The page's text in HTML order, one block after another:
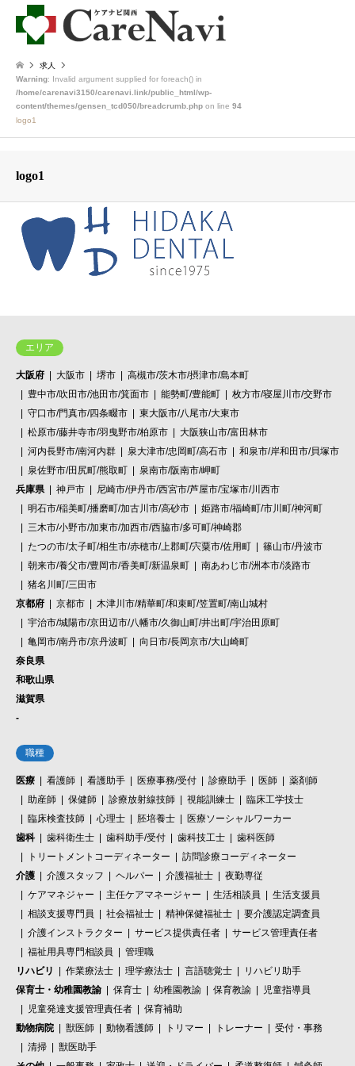
求人
Warning: Invalid argument supplied for foreach() in
/home/carenavi3150/carenavi.link/public_html/wp-
content/themes/gensen_tcd050/breadcrumb.php on line 94
logo1
logo1
エリア
大阪府 大阪市 堺市
高槻市/茨木市/摂津市/島本町
豊中市/吹田市/池田市/箕面市
能勢町/豊能町
枚方市/寝屋川市/交野市
守口市/門真市/四条畷市
東大阪市/八尾市/大東市
松原市/藤井寺市/羽曳野市/柏原市
大阪狭山市/富田林市
河内長野市/南河内群
泉大津市/忠岡町/高石市
和泉市/岸和田市/貝塚市
泉佐野市/田尻町/熊取町
泉南市/阪南市/岬町
兵庫県
神戸市
尼崎市/伊丹市/西宮市/芦屋市/宝塚市/川西市
明石市/稲美町/播磨町/加古川市/高砂市
姫路市/福崎町/市川町/神河町
三木市/小野市/加東市/加西市/西脇市/多可町/神崎郡
たつの市/太子町/相生市/赤穂市/上郡町/宍粟市/佐用町
篠山市/丹波市
朝来市/養父市/豊岡市/香美町/新温泉町
南あわじ市/洲本市/淡路市
猪名川町/三田市
京都府
京都市
木津川市/精華町/和束町/笠置町/南山城村
宇治市/城陽市/京田辺市/八幡市/久御山町/井出町/宇治田原町
亀岡市/南丹市/京丹波町
向日市/長岡京市/大山崎町
奈良県
和歌山県
滋賀県
-
職種
医療 看護師 看護助手 医療事務/受付 診療助手 医師
薬剤師
助産師
保健師 診療放射線技師 視能訓練士
臨床工学技士
臨床検査技師
心理士 胚培養士
医療ソーシャルワーカー
歯科
歯科衛生士 歯科助手/受付 歯科技工士
歯科医師
トリートメントコーディネーター
訪問診療コーディネーター
介護
介護スタッフ ヘルパー 介護福祉士
夜勤専従
ケアマネジャー
主任ケアマネージャー 生活相談員
生活支援員
相談支援専門員
社会福祉士 精神保健福祉士
要介護認定調査員
介護インストラクター
サービス提供責任者
サービス管理責任者
福祉用具専門相談員
管理職
リハビリ
作業療法士 理学療法士 言語聴覚士
リハビリ助手
保育士・幼稚園教諭
保育士 幼稚園教諭 保育教諭
児童指導員
児童発達支援管理責任者
保育補助
動物病院
獣医師 動物看護師 トリマー トレーナー
受付・事務
清掃
獣医助手